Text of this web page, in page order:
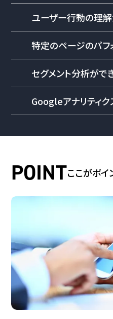
ユーザー行動の理
特定のページのパフ
セグメント分析がで
Googleアナリティ
ここがポイ